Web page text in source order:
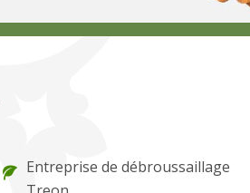
Entreprise de débroussaillage